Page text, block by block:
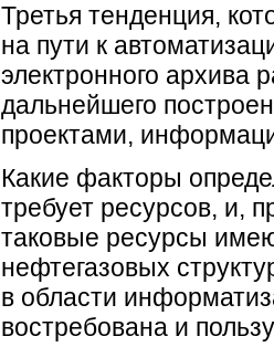
Третья тенденция,
на пути к
электронного архива
дальнейшего
проектами,
Какие факторы
требует ресурсов, и,
таковые ресурсы
нефтегазовых
в области
востребована и